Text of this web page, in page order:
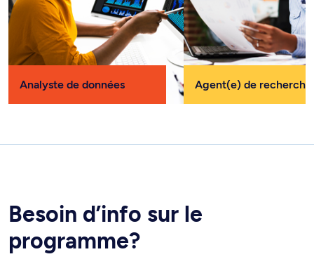
Analyste de données Agent(e) de recherche
Besoin d’info sur le
programme?